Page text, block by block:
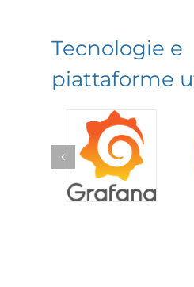
Tecnologie e
piattaforme